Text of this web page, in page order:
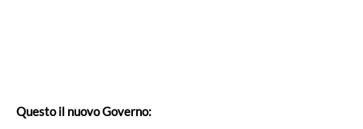
Questo il nuovo Governo: